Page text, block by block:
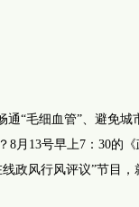
“毛细血管”、避免城
8月13号早上7：30的
政风行风评议”节目